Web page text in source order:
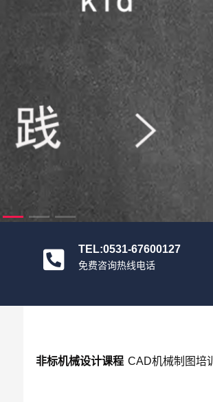
TEL:0531-67600127
免费咨询热线电话
非标机械设计课程 CAD机械制图培训